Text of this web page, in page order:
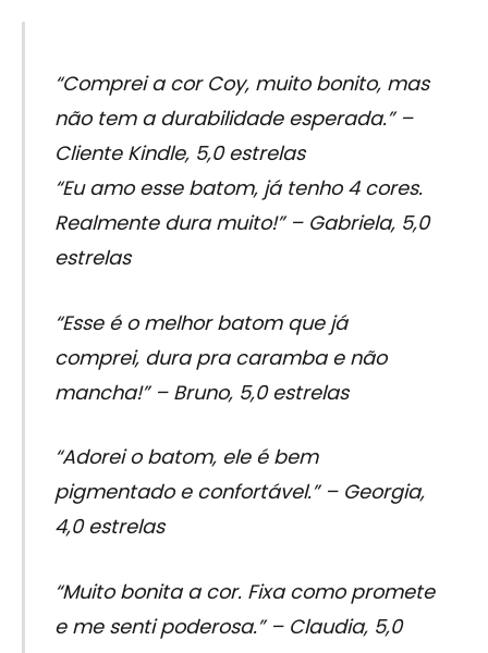
“Comprei a cor Coy, muito bonito, mas
não tem a durabilidade esperada.” –
Cliente Kindle, 5,0 estrelas
“Eu amo esse batom, já tenho 4 cores.
Realmente dura muito!” – Gabriela, 5,0
estrelas
“Esse é o melhor batom que já
comprei, dura pra caramba e não
mancha!” – Bruno, 5,0 estrelas
“Adorei o batom, ele é bem
pigmentado e confortável.” – Georgia,
4,0 estrelas
“Muito bonita a cor. Fixa como promete
e me senti poderosa.” – Claudia, 5,0